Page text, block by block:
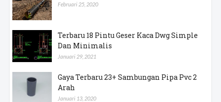
Februari 25, 2020
Terbaru 18 Pintu Geser Kaca Dwg Simple
Dan Minimalis
Januari 29, 2021
Gaya Terbaru 23+ Sambungan Pipa Pvc 2
Arah
Januari 13, 2020